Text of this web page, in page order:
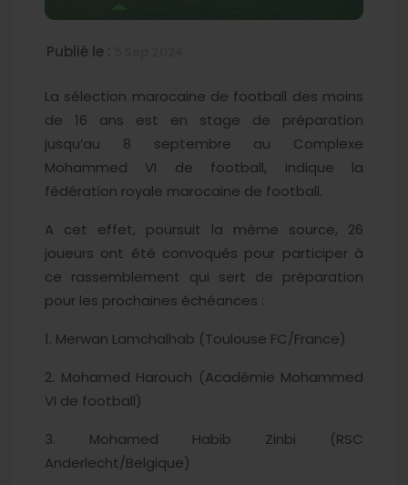
Publié le :
La sélection marocaine de football des moins
de 16 ans est en stage de préparation
jusqu’au 8 septembre au Complexe
Mohammed VI de football, indique la
fédération royale marocaine de football.
A cet effet, poursuit la même source, 26
joueurs ont été convoqués pour participer à
ce rassemblement qui sert de préparation
pour les prochaines échéances :
1. Merwan Lamchalhab (Toulouse FC/France)
2. Mohamed Harouch (Académie Mohammed
VI de football)
3. Mohamed Habib Zinbi (RSC
Anderlecht/Belgique)